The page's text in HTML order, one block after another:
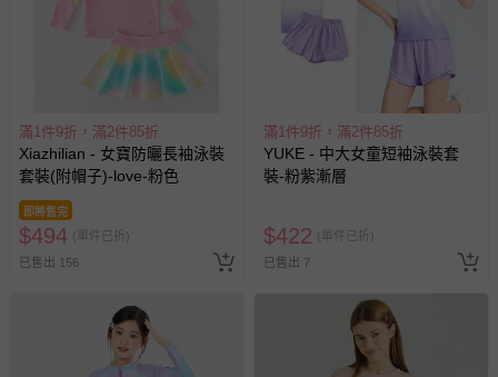
滿1件9折，滿2件85折
Xiazhilian - 女寶防曬長袖泳裝
套裝(附帽子)-love-粉色
即將售完
$494 (單件已折)
已售出 156
滿1件9折，滿2件85折
YUKE - 中大女童短袖泳裝套
裝-粉紫漸層
$422 (單件已折)
已售出 7